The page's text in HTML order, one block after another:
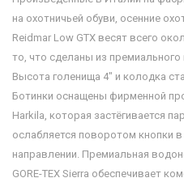
на охотничьей обуви, осенние
Reidmar Low GTX весят всего
то, что сделаны из премиального
Высота голенища 4" и колодка
Ботинки оснащены фирменной
Harkila, которая застёгивается
ослабляется поворотом кнопки
направлении. Премиальная
GORE-TEX Sierra обеспечивает